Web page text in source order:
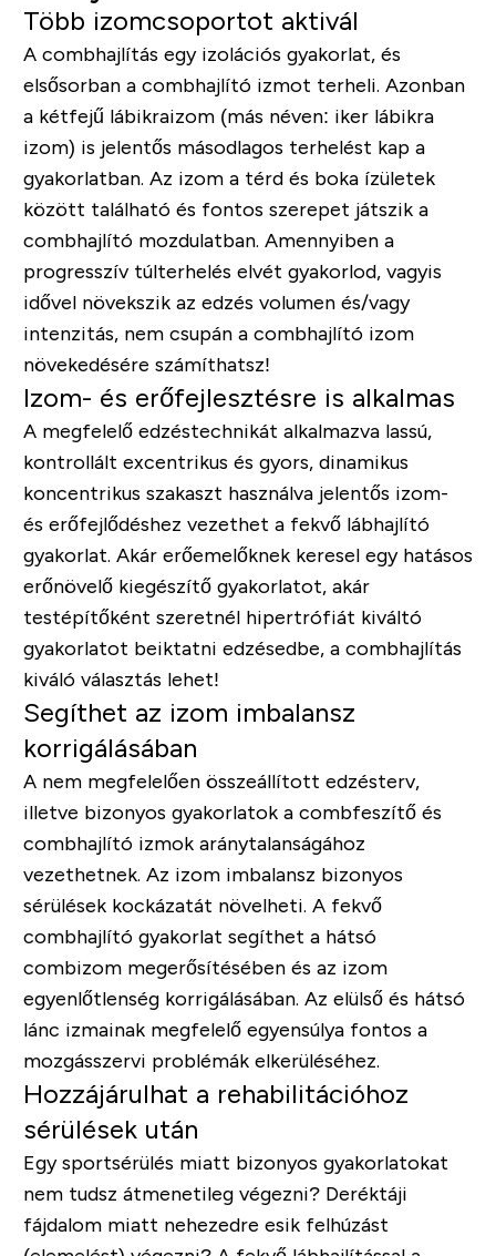
Több izomcsoportot aktivál
A combhajlítás egy izolációs gyakorlat, és
elsősorban a combhajlító izmot terheli. Azonban
a kétfejű lábikraizom (más néven: iker lábikra
izom) is jelentős másodlagos terhelést kap a
gyakorlatban. Az izom a térd és boka ízületek
között található és fontos szerepet játszik a
combhajlító mozdulatban. Amennyiben a
progresszív túlterhelés elvét gyakorlod, vagyis
idővel növekszik az edzés volumen és/vagy
intenzitás, nem csupán a combhajlító izom
növekedésére számíthatsz!
Izom- és erőfejlesztésre is alkalmas
A megfelelő edzéstechnikát alkalmazva lassú,
kontrollált excentrikus és gyors, dinamikus
koncentrikus szakaszt használva jelentős izom-
és erőfejlődéshez vezethet a fekvő lábhajlító
gyakorlat. Akár erőemelőknek keresel egy hatásos
erőnövelő kiegészítő gyakorlatot, akár
testépítőként szeretnél hipertrófiát kiváltó
gyakorlatot beiktatni edzésedbe, a combhajlítás
kiváló választás lehet!
Segíthet az izom imbalansz
korrigálásában
A nem megfelelően összeállított edzésterv,
illetve bizonyos gyakorlatok a combfeszítő és
combhajlító izmok aránytalanságához
vezethetnek. Az izom imbalansz bizonyos
sérülések kockázatát növelheti. A fekvő
combhajlító gyakorlat segíthet a hátsó
combizom megerősítésében és az izom
egyenlőtlenség korrigálásában. Az elülső és hátsó
lánc izmainak megfelelő egyensúlya fontos a
mozgásszervi problémák elkerüléséhez.
Hozzájárulhat a rehabilitációhoz
sérülések után
Egy sportsérülés miatt bizonyos gyakorlatokat
nem tudsz átmenetileg végezni? Deréktáji
fájdalom miatt nehezedre esik felhúzást